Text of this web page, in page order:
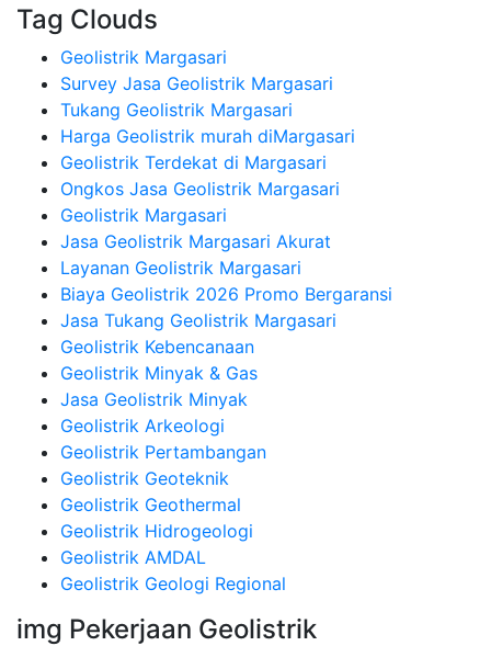
Tag Clouds
Geolistrik Margasari
Survey Jasa Geolistrik Margasari
Tukang Geolistrik Margasari
Harga Geolistrik murah diMargasari
Geolistrik Terdekat di Margasari
Ongkos Jasa Geolistrik Margasari
Geolistrik Margasari
Jasa Geolistrik Margasari Akurat
Layanan Geolistrik Margasari
Biaya Geolistrik 2026 Promo Bergaransi
Jasa Tukang Geolistrik Margasari
Geolistrik Kebencanaan
Geolistrik Minyak & Gas
Jasa Geolistrik Minyak
Geolistrik Arkeologi
Geolistrik Pertambangan
Geolistrik Geoteknik
Geolistrik Geothermal
Geolistrik Hidrogeologi
Geolistrik AMDAL
Geolistrik Geologi Regional
img Pekerjaan Geolistrik